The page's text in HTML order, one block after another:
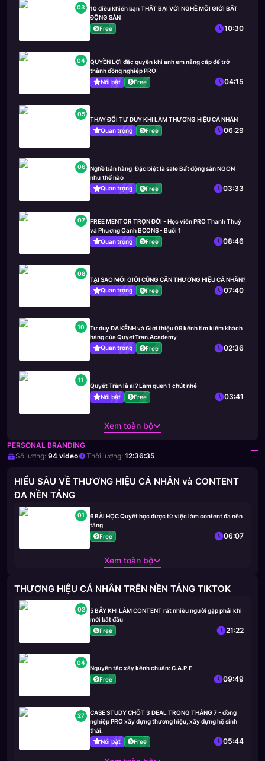
03
10 điều khiến bạn THẤT BẠI VỚI NGHỀ MÔI GIỚI BẤT
ĐỘNG SẢN
Free
10:30
04
QUYỀN LỢI đặc quyền khi anh em nâng cấp để trở
thành đồng nghiệp PRO
Nổi bật
Free 04:15
05
THAY ĐỔI TƯ DUY KHI LÀM THƯƠNG HIỆU CÁ NHÂN
Quan trọng
Free 06:29
06
Nghề bán hàng_Đặc biệt là sale Bất động sản NGON
như thế nào
Quan trọng
Free 03:33
07
FREE MENTOR TRỌN ĐỜI - Học viên PRO Thanh Thuỷ
và Phương Oanh BCONS - Buổi 1
Quan trọng
Free 08:46
08
TẠI SAO MÔI GIỚI CŨNG CẦN THƯƠNG HIỆU CÁ NHÂN?
Quan trọng
Free 07:40
10
Tư duy ĐA KÊNH và Giới thiệu 09 kênh tìm kiếm khách
hàng của QuyetTran.Academy
Quan trọng
Free 02:36
11
Quyết Trần là ai? Làm quen 1 chút nhé
Nổi bật
Free 03:41
Xem toàn bộ
PERSONAL BRANDING
Số lượng: 94 video Thời lượng: 12:36:35
HIỂU SÂU VỀ THƯƠNG HIỆU CÁ NHÂN và CONTENT
ĐA NỀN TẢNG
01
6 BÀI HỌC Quyết học được từ việc làm content đa nền
tảng
Free
06:07
Xem toàn bộ
THƯƠNG HIỆU CÁ NHÂN TRÊN NỀN TẢNG TIKTOK
02
5 BẪY KHI LÀM CONTENT rất nhiều người gặp phải khi
mới bắt đầu
Free
21:22
04
Nguyên tắc xây kênh chuẩn: C.A.P.E
Free
09:49
27
CASE STUDY CHỐT 3 DEAL TRONG THÁNG 7 - đồng
nghiệp PRO xây dựng thương hiệu, xây dựng hệ sinh
thái.
Nổi bật
Free 05:44